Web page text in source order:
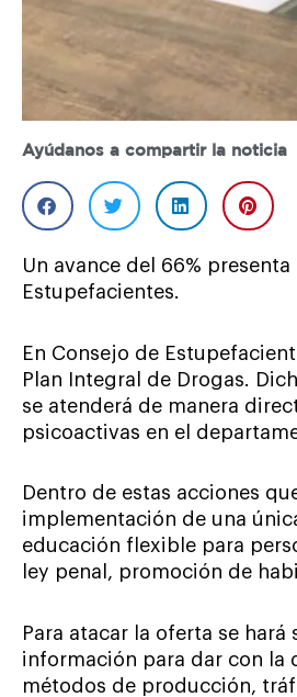
Ayúdanos a compartir la noticia
Un avance del 66%
Estupefacientes.
En Consejo de
Plan Integral de Drogas.
se atenderá de manera
psicoactivas en el
Dentro de estas acciones
implementación de una
educación flexible para
ley penal, promoción de
Para atacar la oferta se
información para dar con la
métodos de producción,